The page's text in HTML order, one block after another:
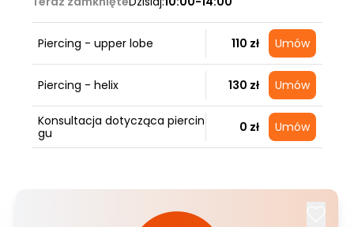
Piercing - upper lobe 110 zł Umów
Piercing - helix 130 zł Umów
Konsultacja dotycząca piercin
gu
0 zł Umów